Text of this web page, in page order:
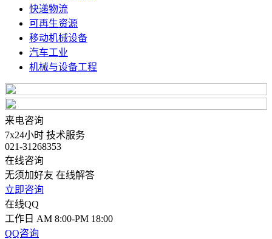
快递物流
可再生资源
移动机械设备
汽车工业
机械与设备工程
来电咨询
7x24小时 技术服务
021-31268353
在线咨询
无须加好友 在线解答
立即咨询
在线QQ
工作日 AM 8:00-PM 18:00
QQ咨询